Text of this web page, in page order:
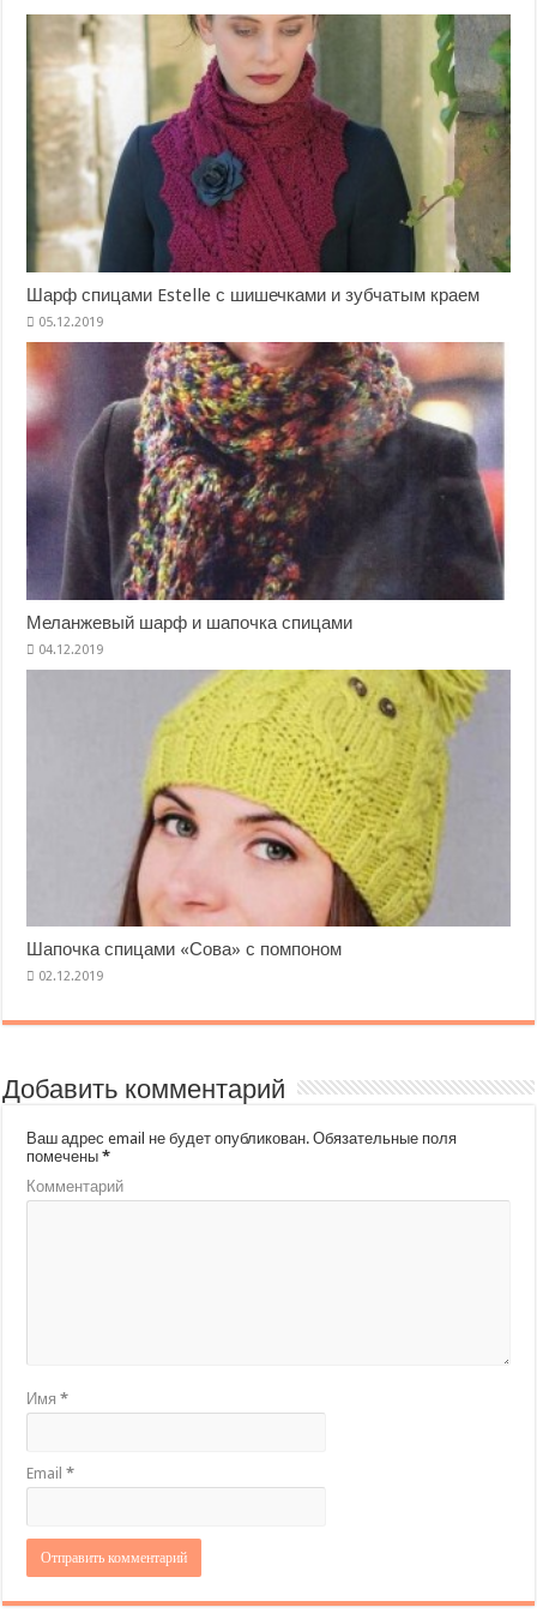
Шарф спицами Estelle с шишечками и зубчатым краем
Меланжевый шарф и шапочка спицами
Шапочка спицами «Сова» с помпоном
Добавить комментарий
Ваш адрес email не будет опубликован. Обязательные поля
помечены*
Комментарий
Имя*
Email*